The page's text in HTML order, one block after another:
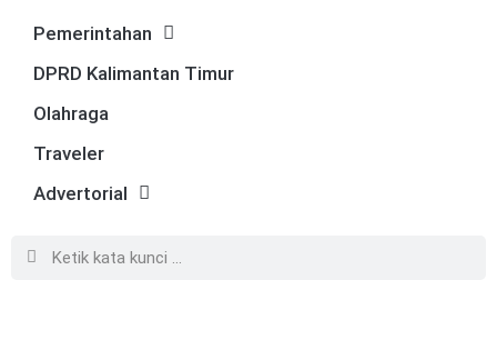
Pemerintahan
DPRD Kalimantan Timur
Olahraga
Traveler
Advertorial